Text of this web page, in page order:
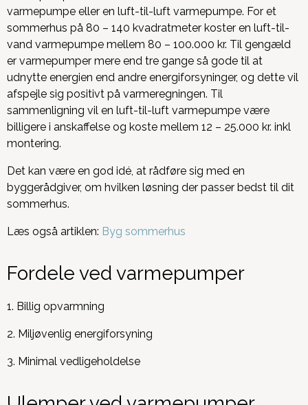
varmepumpe eller en luft-til-luft varmepumpe. For et
sommerhus på 80 – 140 kvadratmeter koster en luft-til-
vand varmepumpe mellem 80 – 100.000 kr. Til gengæld
er varmepumper mere end tre gange så gode til at
udnytte energien end andre energiforsyninger, og dette vil
afspejle sig positivt på varmeregningen. Til
sammenligning vil en luft-til-luft varmepumpe være
billigere i anskaffelse og koste mellem 12 – 25.000 kr. inkl
montering.
Det kan være en god idé, at rådføre sig med en
byggerådgiver, om hvilken løsning der passer bedst til dit
sommerhus.
Læs også artiklen: Byg sommerhus
Fordele ved varmepumper
1. Billig opvarmning
2. Miljøvenlig energiforsyning
3. Minimal vedligeholdelse